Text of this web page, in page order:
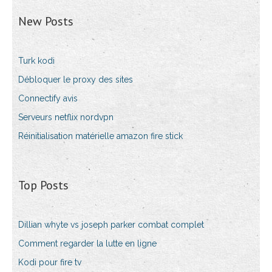
New Posts
Turk kodi
Débloquer le proxy des sites
Connectify avis
Serveurs netflix nordvpn
Réinitialisation matérielle amazon fire stick
Top Posts
Dillian whyte vs joseph parker combat complet
Comment regarder la lutte en ligne
Kodi pour fire tv